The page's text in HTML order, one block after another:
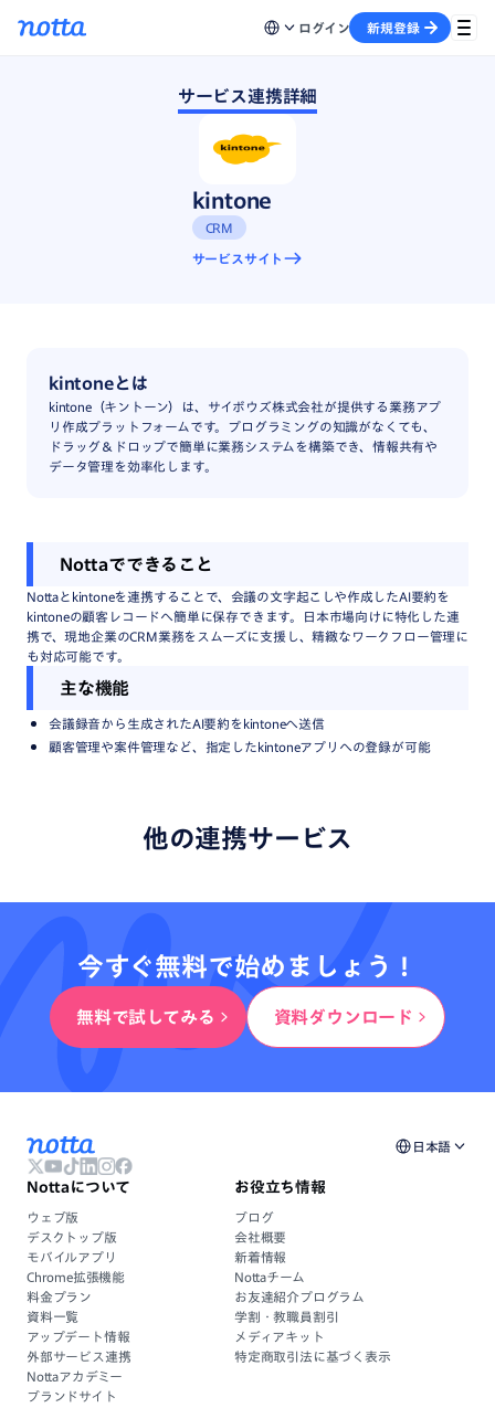
ログイン 新規登録
サービス連携詳細
kintone
CRM
サービスサイト
kintoneとは
kintone（キントーン）は、サイボウズ株式会社が提供する業務アプ
リ作成プラットフォームです。プログラミングの知識がなくても、
ドラッグ＆ドロップで簡単に業務システムを構築でき、情報共有や
データ管理を効率化します。
Nottaでできる こと
Nottaとkintoneを連携することで、会議の文字起こしや作成したAI要約を
kintoneの顧客レコードへ簡単に保存できます。日本市場向けに特化した連
携で、現地企業のCRM業務をスムーズに支援し、精緻なワークフロー管理に
も対応可能です​。
主な機能
会議録音から生成されたAI要約をkintoneへ送信
顧客管理や案件管理など、指定したkintoneアプリへの登録が可能
他の連携サービス
今すぐ無料で始めましょう！
無料で試してみる 資料ダウンロード
日本語
Nottaについて
ウェブ版
デスクトップ版
モバイルアプリ
Chrome拡張機能
料金プラン
資料一覧
アップデート情報
外部サービス連携
Nottaアカデミー
ブランドサイト
お役立ち情報
ブログ
会社概要
新着情報
Nottaチーム
お友達紹介プログラム
学割・教職員割引
メディアキット
特定商取引法に基づく表示